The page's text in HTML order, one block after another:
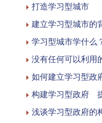
打造学习型城市
建立学习型城市的
学习型城市学什么
没有任何可以利用
如何建立学习型政
构建学习型政府
浅谈学习型政府的